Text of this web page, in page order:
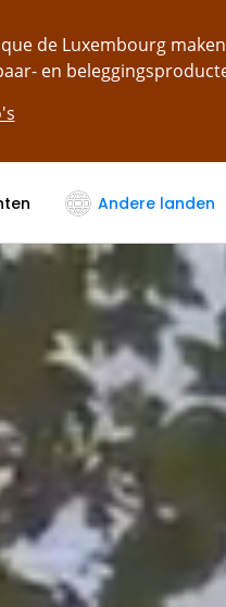
de Luxembourg
en
Andere landen